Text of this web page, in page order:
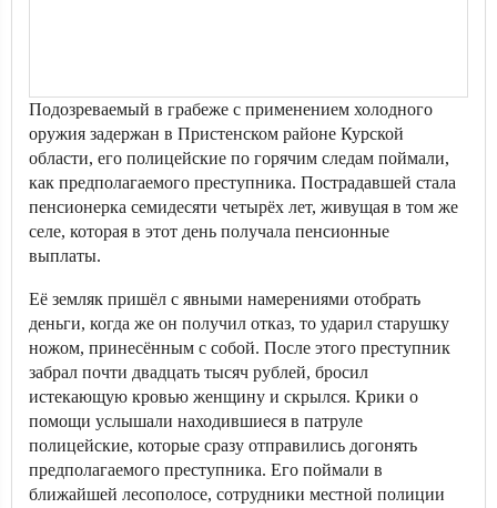
Подозреваемый в грабеже с применением холодного
оружия задержан в Пристенском районе Курской
области, его полицейские по горячим следам поймали,
как предполагаемого преступника. Пострадавшей стала
пенсионерка семидесяти четырёх лет, живущая в том же
селе, которая в этот день получала пенсионные
выплаты.
Её земляк пришёл с явными намерениями отобрать
деньги, когда же он получил отказ, то ударил старушку
ножом, принесённым с собой. После этого преступник
забрал почти двадцать тысяч рублей, бросил
истекающую кровью женщину и скрылся. Крики о
помощи услышали находившиеся в патруле
полицейские, которые сразу отправились догонять
предполагаемого преступника. Его поймали в
ближайшей лесополосе, сотрудники местной полиции